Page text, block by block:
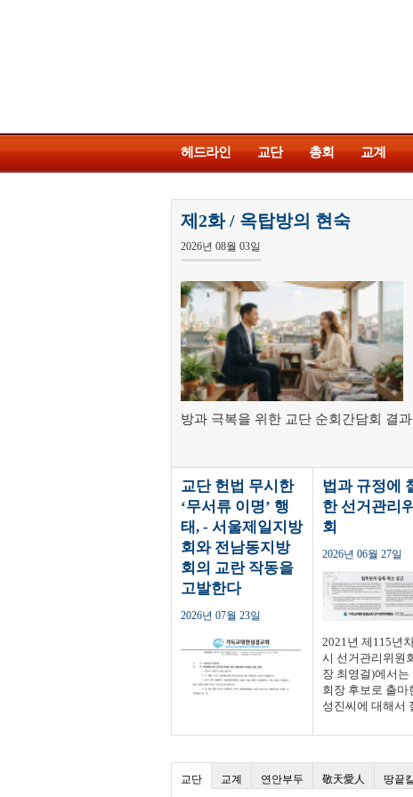
헤드라인 교단 총회 교계
제2화 / 옥탑방의 현숙
2026년 08월 03일
방과 극복을 위한 교단 순회간담회 결
교육과 성인지 감수성 교육이 확산했
적인 곳이 많았던 것이 사실”이라고 말
하거나 형식적인 곳이 많았던 것이 사
는 어제 오늘의 일이 아닙니다. 우리 교
합니다.http://holynetworknews.com/
를 계기로 그 동안의 제보를 바탕으로
니다.이 미니시리즈는 제보를 바탕으
인물·지역·교회·사건은 특정한 실존
니다.제2화 / 옥탑방의 현숙그날도 진
고 했다. “오늘은 예배가 있어서 못 가
보다 내가 중요하지 않습니까?” “그만
다. 내려오는 길에 사촌 동생 현숙에게
교단 헌법 무시한
‘무서류 이명’ 행
태, - 서울제일지방
회와 전남동지방
회의 교란 작동을
고발한다
2026년 07월 23일
법과 규정에
한 선거관리
회
2026년 06월 27일
2021년 제115년
시 선거관리위원
장 최영걸)에서는
회장 후보로 출마
성진씨에 대해서
실이 상이함)이라
록을 취소하였다.
교단 교계 연안부두 敬天愛人 땅끝